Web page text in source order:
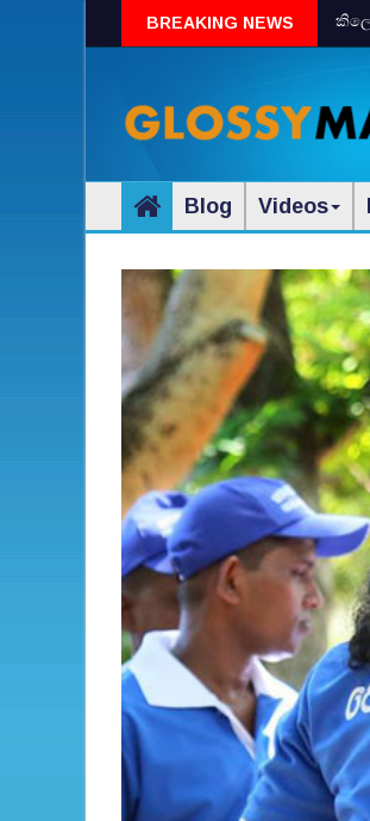
BREAKING NEWS කිලෝ
Blog Videos